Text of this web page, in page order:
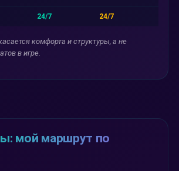
24/7 24/7
комфорта и структуры, а не
в игре.
мой маршрут по